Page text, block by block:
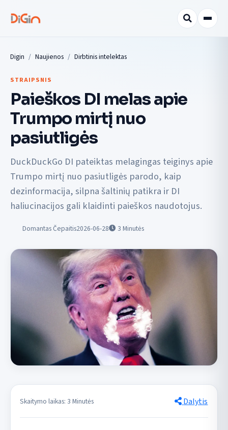
Digin Naujienos Dirbtinis intelektas
STRAIPSNIS
Paieškos DI melas apie
Trumpo mirtį nuo
pasiutligės
DuckDuckGo DI pateiktas melagingas teiginys apie
Trumpo mirtį nuo pasiutligės parodo, kaip
dezinformacija, silpna šaltinių patikra ir DI
haliucinacijos gali klaidinti paieškos naudotojus.
Domantas Čepaitis2026-06-28 3 Minutės
Skaitymo laikas: 3 Minutės Dalytis